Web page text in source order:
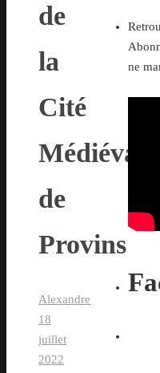
de
la
Cité
Médiévale
de
Provins
Alexandre
18
juillet
2022
ne